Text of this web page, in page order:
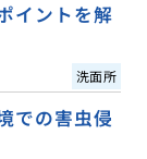
イントを解
洗面所
での害虫侵